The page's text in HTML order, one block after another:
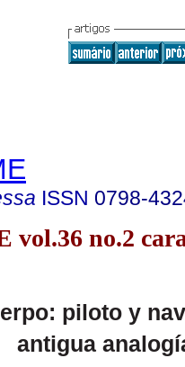
ISSN 0798-
vol.36 no.2
piloto y
antigua